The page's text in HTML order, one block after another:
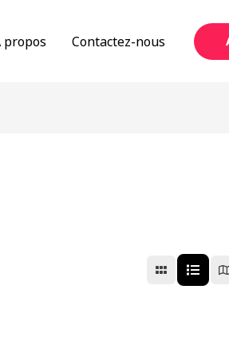
propos Contactez-nous